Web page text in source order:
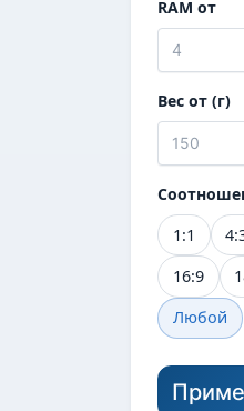
RAM от
Вес от (г)
1:1
16:9
Любой